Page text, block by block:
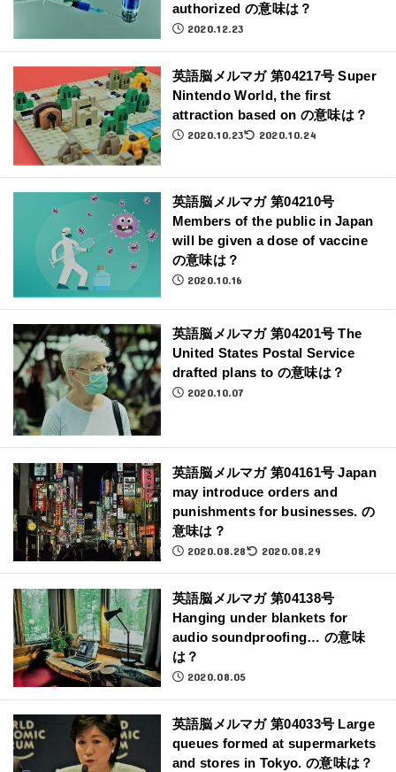
authorized の意味は？
2020.12.23
英語脳メルマガ 第04217号 Super
Nintendo World, the first
attraction based on の意味は？
2020.10.23 2020.10.24
英語脳メルマガ 第04210号
Members of the public in Japan
will be given a dose of vaccine
の意味は？
2020.10.16
英語脳メルマガ 第04201号 The
United States Postal Service
drafted plans to の意味は？
2020.10.07
英語脳メルマガ 第04161号 Japan
may introduce orders and
punishments for businesses. の
意味は？
2020.08.28 2020.08.29
英語脳メルマガ 第04138号
Hanging under blankets for
audio soundproofing… の意味
は？
2020.08.05
英語脳メルマガ 第04033号 Large
queues formed at supermarkets
and stores in Tokyo. の意味は？